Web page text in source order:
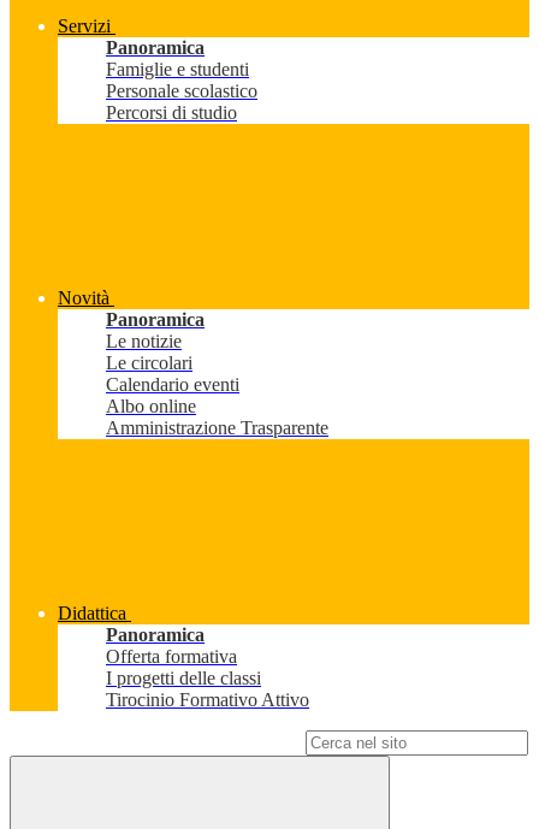
Servizi
Panoramica
Famiglie e studenti
Personale scolastico
Percorsi di studio
Novità
Panoramica
Le notizie
Le circolari
Calendario eventi
Albo online
Amministrazione Trasparente
Didattica
Panoramica
Offerta formativa
I progetti delle classi
Tirocinio Formativo Attivo